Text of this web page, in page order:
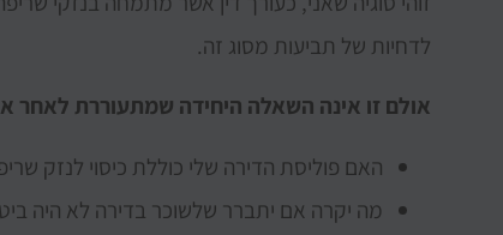
לדחיות של תביעות מסוג זה.
אולם זו אינה השאלה היחידה שמתעוררת לאחר
האם פוליסת הדירה שלי כוללת כיסוי לנזק
מה יקרה אם יתברר שלשוכר בדירה לא היה